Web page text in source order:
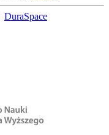
DuraSpace